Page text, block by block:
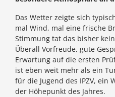
Das Wetter zeigte sich
mal Wind, mal eine frische
Stimmung tat das bisher
Überall Vorfreude, gute
Erwartung auf die ersten
ist eben weit mehr als ein
für die Jugend des IPZV, ein
der Höhepunkt des Jahres.